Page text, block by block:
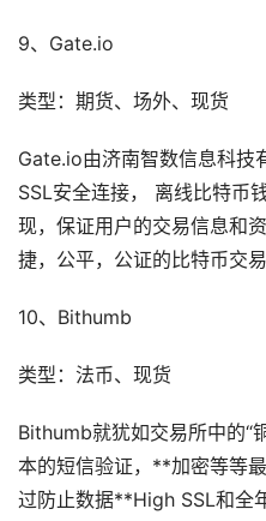
9、Gate.io
类型：期货、场外、现货
Gate.io由济南智数信息科技
SSL安全连接， 离线比特币
现，保证用户的交易信息和
捷，公平，公证的比特币交易
10、Bithumb
类型：法币、现货
Bithumb就犹如交易所中的“
本的短信验证，**加密等等
过防止数据**High SSL和全